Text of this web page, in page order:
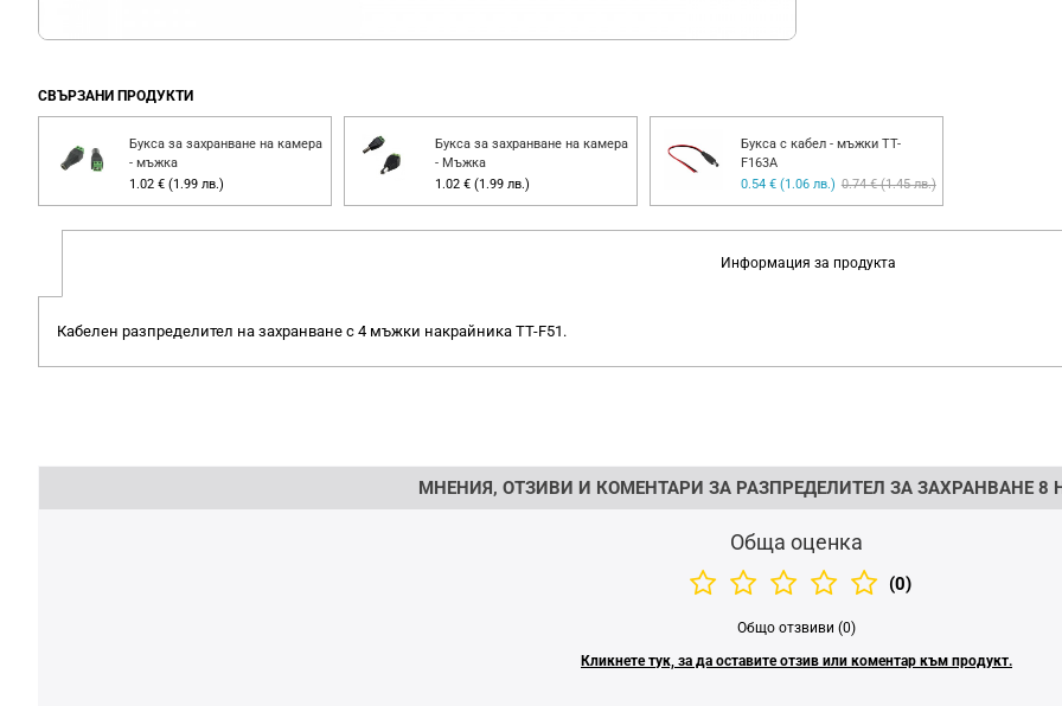
СВЪРЗАНИ ПРОДУКТИ
Букса за захранване на камера
- мъжка
1.02 € (1.99 лв.)
Букса за захранване на камера
- Мъжка
1.02 € (1.99 лв.)
Букса с кабел - мъжки TT-
F163A
0.54 € (1.06 лв.) 0.74 € (1.45 лв.)
Информация за продукта
Кабелен разпределител на захранване с 4 мъжки накрайника TT-F51.
МНЕНИЯ, ОТЗИВИ И КОМЕНТАРИ ЗА РАЗПРЕДЕЛИТЕЛ ЗА ЗАХРАНВАНЕ 8
Обща оценка
(0)
Общо отзвиви (0)
Кликнете тук, за да оставите отзив или коментар към продукт.